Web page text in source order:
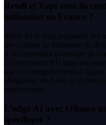
Retell et Vapi sont-ils
utilisation en France ?
Retell AI et Vapi proposent des
des contrats de traitement de
Il est cependant nécessaire de
l’hébergement EU dans les
que les enregistrements
obligations de durée de
interlocuteurs.
L’edge AI avec Ollama
spécifique ?